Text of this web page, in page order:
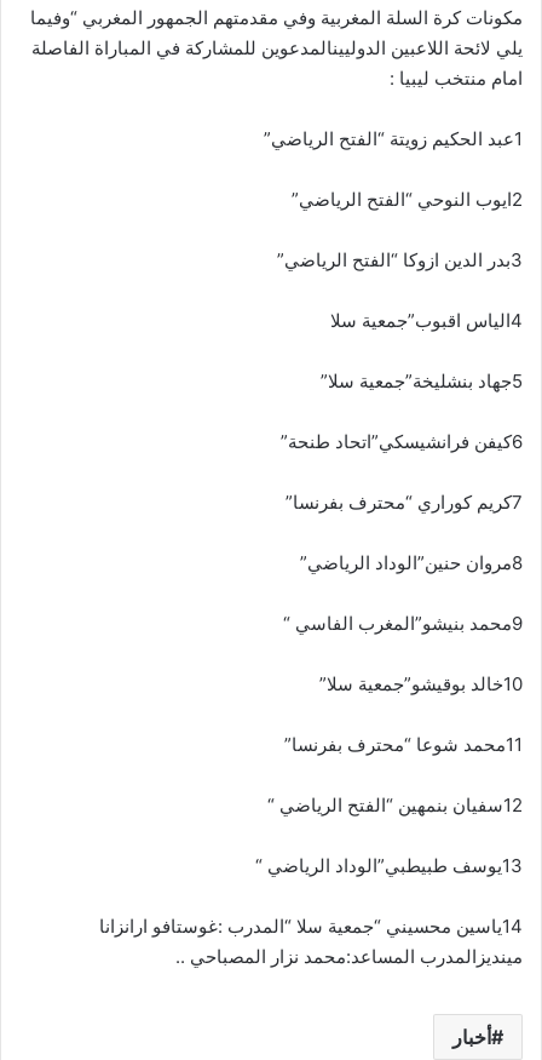
مكونات كرة السلة المغربية وفي مقدمتهم الجمهور المغربي “وفيما
يلي لائحة اللاعبين الدوليينالمدعوين للمشاركة في المباراة الفاصلة
امام منتخب ليبيا :
1عبد الحكيم زويتة “الفتح الرياضي”
2ايوب النوحي “الفتح الرياضي”
3بدر الدين ازوكا “الفتح الرياضي”
4الياس اقبوب”جمعية سلا
5جهاد بنشليخة”جمعية سلا”
6كيفن فرانشيسكي”اتحاد طنحة”
7كريم كوراري “محترف بفرنسا”
8مروان حنين”الوداد الرياضي”
9محمد بنيشو”المغرب الفاسي “
10خالد بوقيشو”جمعية سلا”
11محمد شوعا “محترف بفرنسا”
12سفيان بنمهين “الفتح الرياضي “
13يوسف طبيطبي”الوداد الرياضي “
14ياسين محسيني “جمعية سلا “المدرب :غوستافو ارانزانا
مينديزالمدرب المساعد:محمد نزار المصباحي ..
أخبار